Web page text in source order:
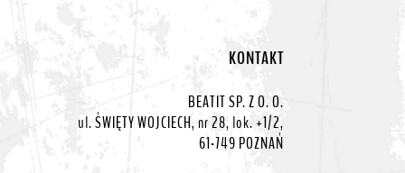
KONTAKT
BEATIT SP. Z O. O.
ul. ŚWIĘTY WOJCIECH, nr 28, lok. +1/2,
61-749 POZNAŃ